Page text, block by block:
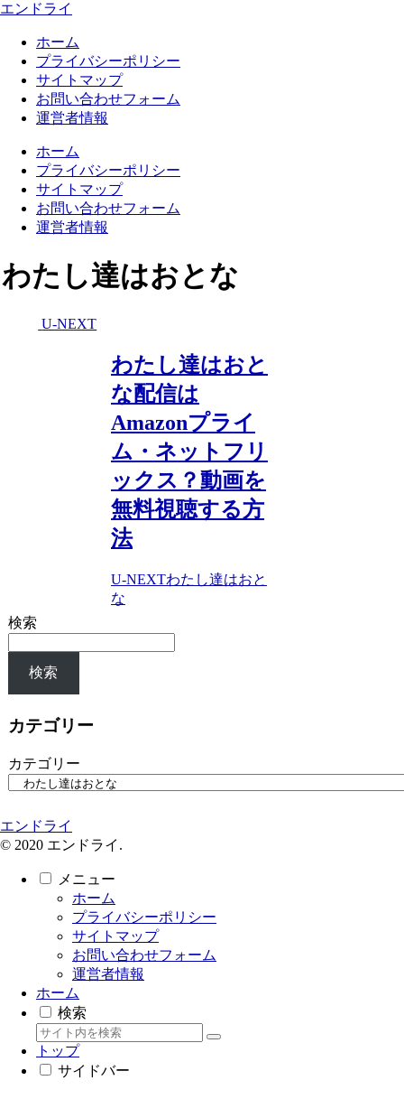
エンドライ
ホーム
プライバシーポリシー
サイトマップ
お問い合わせフォーム
運営者情報
ホーム
プライバシーポリシー
サイトマップ
お問い合わせフォーム
運営者情報
わたし達はおとな
U-NEXT
わたし達はおと
な配信は
Amazonプライ
ム・ネットフリ
ックス？動画を
無料視聴する方
法
U-NEXTわたし達はおと
な
検索
検索
カテゴリー
カテゴリー
エンドライ
© 2020 エンドライ.
メニュー
ホーム
プライバシーポリシー
サイトマップ
お問い合わせフォーム
運営者情報
ホーム
検索
トップ
サイドバー